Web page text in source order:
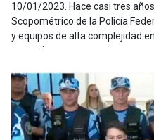
10/01/2023 Hace casi tres
Scopométrico de la Policía
y equipos de alta complejidad
autopsia